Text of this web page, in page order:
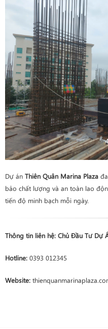
Dự án Thiên Quân Marina Plaza
bảo chất lượng và an toàn lao
tiến độ minh bạch mỗi ngày.
Thông tin liên hệ: Chủ Đầu Tư Dự
Hotline: 0393 012345
Website: